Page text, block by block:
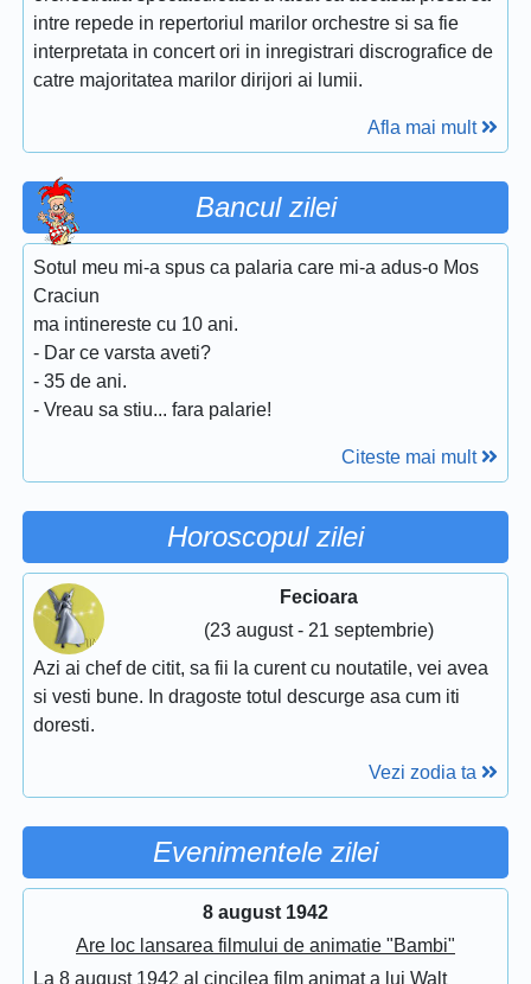
intre repede in repertoriul marilor orchestre si sa fie
interpretata in concert ori in inregistrari discrografice de
catre majoritatea marilor dirijori ai lumii.
Afla mai mult
Bancul zilei
Sotul meu mi-a spus ca palaria care mi-a adus-o Mos
Craciun
ma intinereste cu 10 ani.
- Dar ce varsta aveti?
- 35 de ani.
- Vreau sa stiu... fara palarie!
Citeste mai mult
Horoscopul zilei
Fecioara
(23 august - 21 septembrie)
Azi ai chef de citit, sa fii la curent cu noutatile, vei avea
si vesti bune. In dragoste totul descurge asa cum iti
doresti.
Vezi zodia ta
Evenimentele zilei
8 august 1942
Are loc lansarea filmului de animatie "Bambi"
La 8 august 1942 al cincilea film animat a lui Walt